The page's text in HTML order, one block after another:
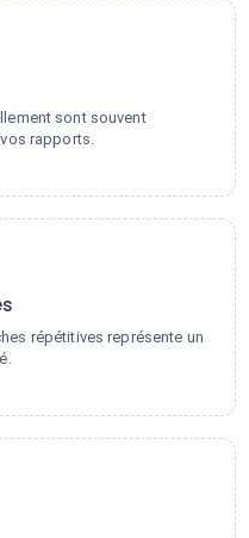
sont souvent
rapports.
répétitives représente un